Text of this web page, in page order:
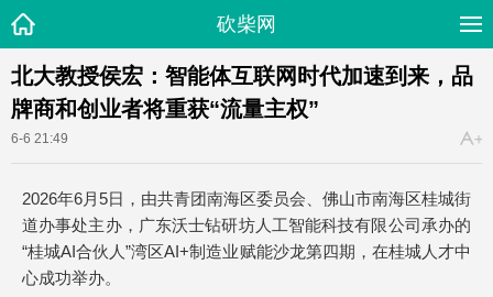
砍柴网
北大教授侯宏：智能体互联网时代加速到来，品
牌商和创业者将重获“流量主权”
6-6 21:49
2026年6月5日，由共青团南海区委员会、佛山市南海区桂城街
道办事处主办，广东沃士钻研坊人工智能科技有限公司承办的
“桂城AI合伙人”湾区AI+制造业赋能沙龙第四期，在桂城人才中
心成功举办。